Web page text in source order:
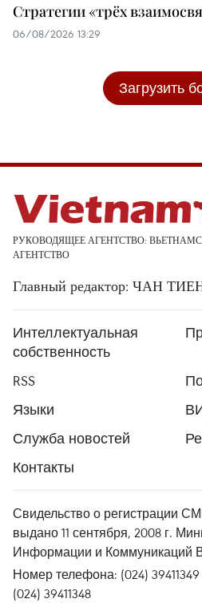
Стратегии «трёх
06/08/2026 13:29
Загрузить
РУКОВОДЯЩЕЕ АГЕНТСТВО:
АГЕНТСТВО
Главный редактор: ЧАН
Интеллектуальная
собственность
RSS
Языки
Служба новостей
Контакты
Свидельство о регистрации
выдано 11 сентября, 2008 г.
Информации и Коммуникаций
Номер телефона: (024) 39411349
(024) 39411348